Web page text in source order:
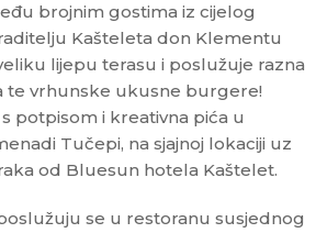
brojnim gostima iz cijelog
Kašteleta don Klementu
lijepu terasu i poslužuje razna
te vrhunske ukusne burgere!
potpisom i kreativna pića u
Tučepi, na sjajnoj lokaciji uz
od Bluesun hotela Kaštelet.
se u restoranu susjednog